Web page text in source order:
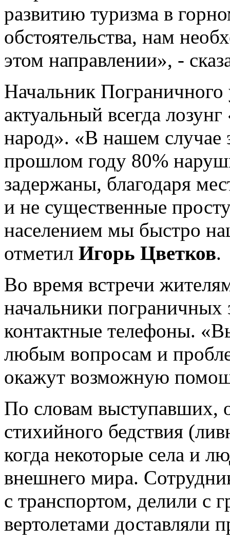
развитию туризма в
обстоятельства, нам
этом направлении», -
Начальник
актуальный всегда
народ». «В нашем случае
прошлом году 80%
задержаны, благодаря
и не существенные
населением мы быстро
отметил Игорь Цветков.
Во время встречи
начальники пограничных
контактные телефоны.
любым вопросам и
окажут возможную
По словам выступавших,
стихийного бедствия
когда некоторые села и
внешнего мира.
с транспортом, делили с
вертолетами доставляли